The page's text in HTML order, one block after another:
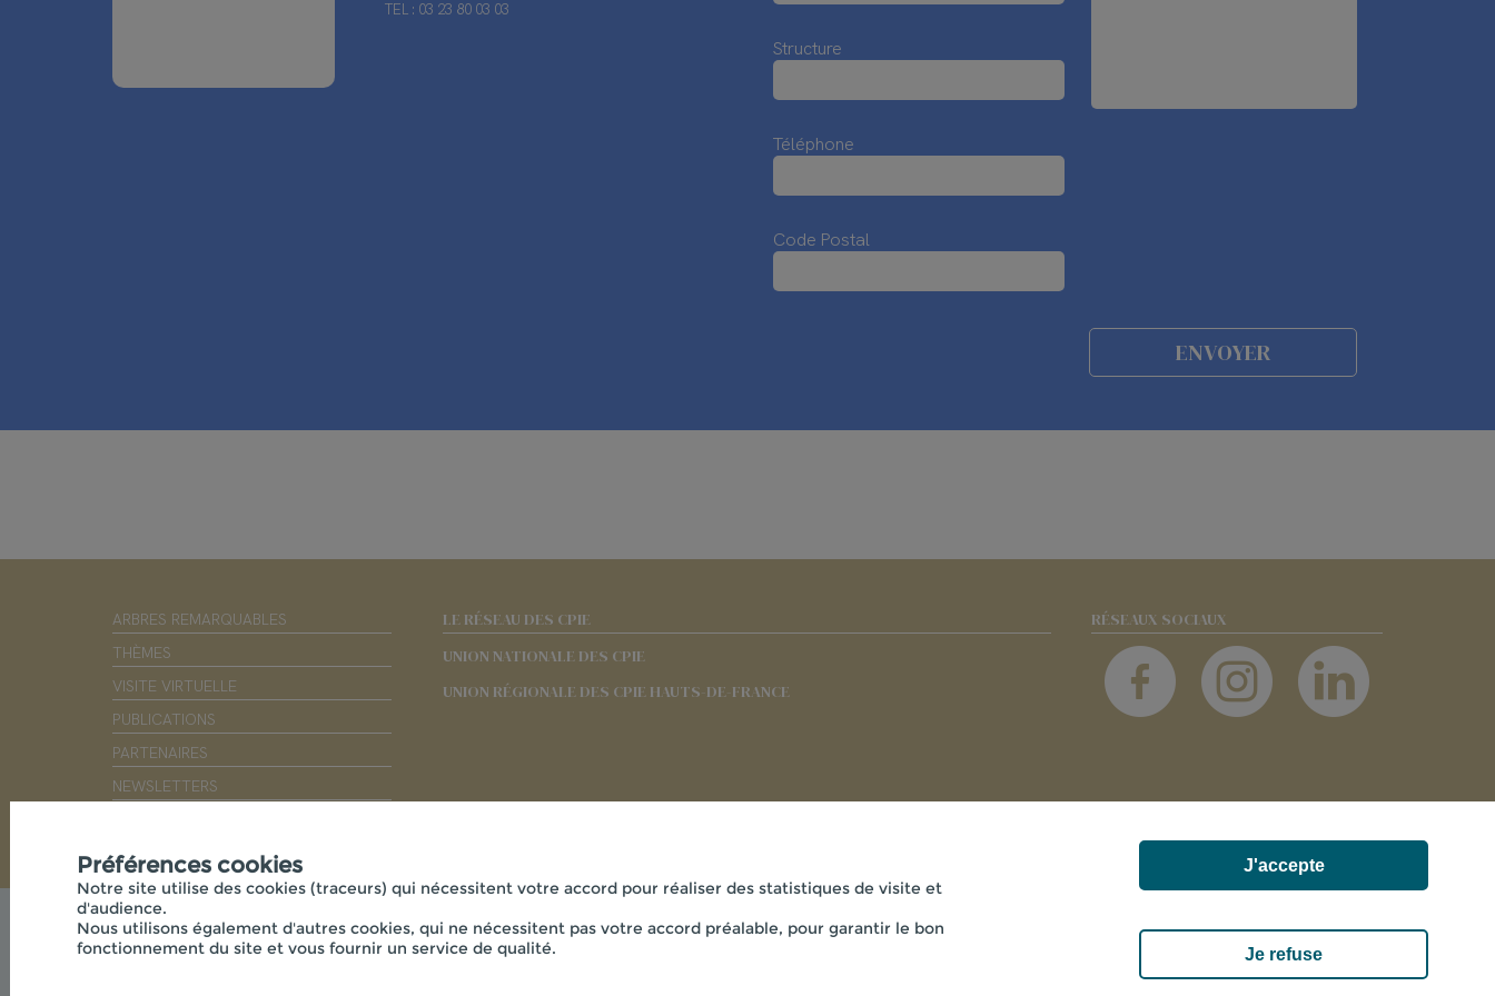
TEL : 03 23 80 03 03
Structure
Téléphone
Code Postal
ARBRES REMARQUABLES
THÈMES
VISITE VIRTUELLE
PUBLICATIONS
PARTENAIRES
NEWSLETTERS
LE RÉSEAU DES CPIE
UNION NATIONALE DES CPIE
UNION RÉGIONALE DES CPIE HAUTS-DE-FRANCE
RÉSEAUX SOCIAUX
Mentions légales
© 2026 - CPIE PAYS DE L'AISNE - 33 RUE DES VICTIMES DE COMPORTET , 02000 MERLIEUX-ET-FOUQUEROLLES FRANCE
Préférences cookies
Notre site utilise des cookies (traceurs) qui nécessitent votre accord pour réaliser des statistiques de visite et
d'audience.
Nous utilisons également d'autres cookies, qui ne nécessitent pas votre accord préalable, pour garantir le bon
fonctionnement du site et vous fournir un service de qualité.
Je refuse
J'accepte